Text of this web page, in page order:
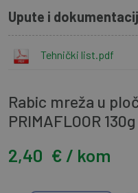
Upute i
Tehnički list.pdf
Rabic mreža u
PRIMAFLOOR
2,40 € / kom